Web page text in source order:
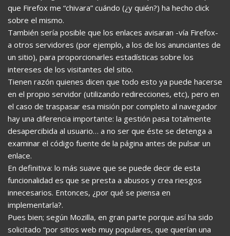
que Firefox me “chivara” cuándo (¿y quién?) ha hecho click
sobre el mismo.
También sería posible que los enlaces avisaran -vía Firefox-
a otros servidores (por ejemplo, a los de los anunciantes de
un sitio), para proporcionarles estadísticas sobre los
intereses de los visitantes del sitio.
Tienen razón quienes dicen que todo esto ya puede hacerse
en el propio servidor (utilizando redirecciones, etc), pero en
el caso de traspasar esa misión por completo al navegador
hay una diferencia importante: la gestión pasa totalmente
desapercibida al usuario… a no ser que éste se detenga a
examinar el código fuente de la página antes de pulsar un
enlace.
En definitiva: lo más suave que se puede decir de esta
funcionalidad es que se presta a abusos y crea riesgos
innecesarios. Entonces, ¿por qué se piensa en
implementarla?.
Pues bien; según Mozilla, en gran parte porque así ha sido
solicitado “por sitios web muy populares, que querían una